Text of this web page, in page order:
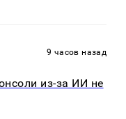
9 часов назад
из-за ИИ не